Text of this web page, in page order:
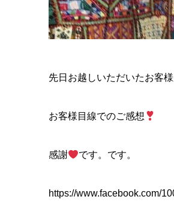
先日お越しいただいたお客
お客様目線でのご感想
感謝 です。です。
https://www.facebook.com/